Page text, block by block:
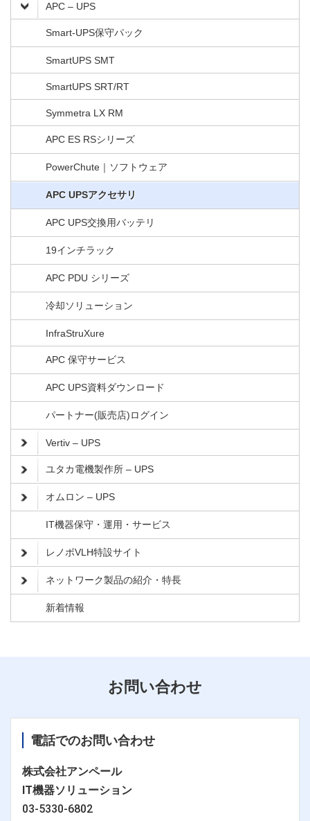
APC – UPS
Smart-UPS保守パック
SmartUPS SMT
SmartUPS SRT/RT
Symmetra LX RM
APC ES RSシリーズ
PowerChute｜ソフトウェア
APC UPSアクセサリ
APC UPS交換用バッテリ
19インチラック
APC PDU シリーズ
冷却ソリューション
InfraStruXure
APC 保守サービス
APC UPS資料ダウンロード
パートナー(販売店)ログイン
Vertiv – UPS
ユタカ電機製作所 – UPS
オムロン – UPS
IT機器保守・運用・サービス
レノボVLH特設サイト
ネットワーク製品の紹介・特長
新着情報
お問い合わせ
電話でのお問い合わせ
株式会社アンペール
IT機器ソリューション
03-5330-6802